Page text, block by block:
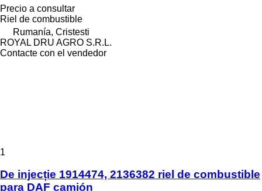
Precio a consultar
Riel de combustible
Rumanía, Cristesti
ROYAL DRU AGRO S.R.L.
Contacte con el vendedor
1
De injecție 1914474, 2136382 riel de combustible
para DAF camión